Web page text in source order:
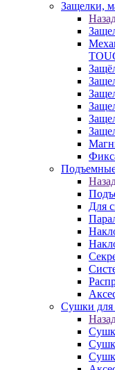
Защелки,
Для
Сушки для